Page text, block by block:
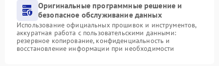
Оригинальные программные решение и
безопасное обслуживание данных
Использование официальных прошивок и инструментов,
аккуратная работа с пользовательскими данными:
резервное копирование, конфиденциальность и
восстановление информации при необходимости